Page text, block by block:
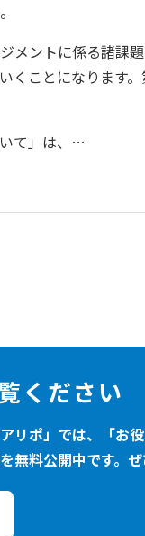
メントに係る諸課
くことになります
て」は、…
ください
リポ」では、「お
無料公開中です。ぜ